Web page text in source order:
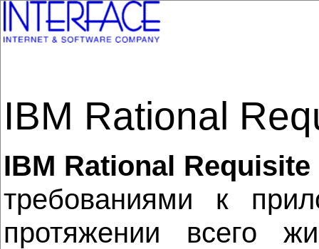
IBM Rational
IBM Rational Requisite
требованиями к
протяжении всего